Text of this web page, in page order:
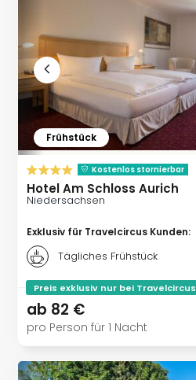
Frühstück
Kostenlos stornierbar
Hotel Am Schloss Aurich
Niedersachsen
Exklusiv für Travelcircus Kunden:
Tägliches Frühstück
Preis exklusiv nur bei Travelcircus
ab 82 €
pro Person für 1 Nacht